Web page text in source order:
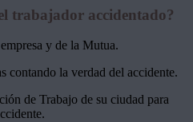
trabajador accidentado?
y de la Mutua.
contando la verdad del accidente.
de Trabajo de su ciudad para